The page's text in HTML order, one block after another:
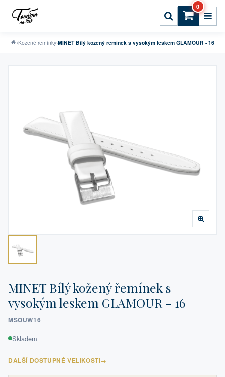
0
›Kožené řemínky›MINET Bílý kožený řemínek s vysokým leskem GLAMOUR - 16
MINET Bílý kožený řemínek s
vysokým leskem GLAMOUR - 16
MSOUW16
Skladem
DALŠÍ DOSTUPNÉ VELIKOSTI→